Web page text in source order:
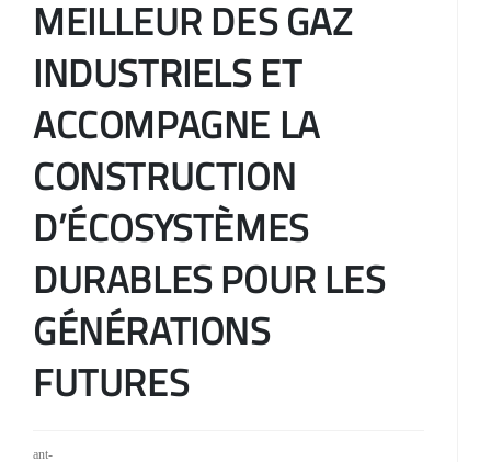
MEILLEUR DES GAZ
INDUSTRIELS ET
ACCOMPAGNE LA
CONSTRUCTION
D’ÉCOSYSTÈMES
DURABLES POUR LES
GÉNÉRATIONS
FUTURES